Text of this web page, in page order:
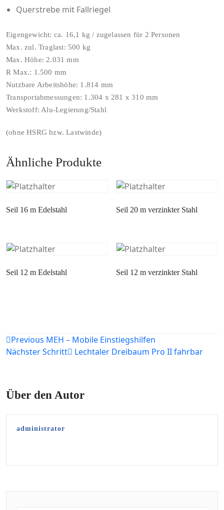
Querstrebe mit Fallriegel
Eigengewicht: ca. 16,1 kg / zugelassen für 2 Personen
Max. zul. Traglast: 500 kg
Max. Höhe: 2.031 mm
R Max.: 1.500 mm
Nutzbare Arbeitshöhe: 1.814 mm
Transportabmessungen: 1.304 x 281 x 310 mm
Werkstoff: Alu-Legierung/Stahl
(ohne HSRG bzw. Lastwinde)
Ähnliche Produkte
Seil 16 m Edelstahl Seil 20 m verzinkter Stahl
Seil 12 m Edelstahl Seil 12 m verzinkter Stahl
Beitragsnavigation
Previous MEH – Mobile Einstiegshilfen
Nächster Schritt
Lechtaler Dreibaum Pro II fahrbar
Über den Autor
administrator